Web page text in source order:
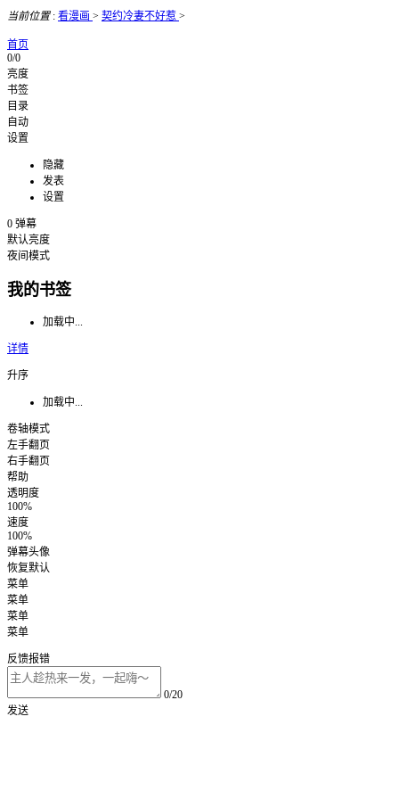
当前位置: 看漫画 > 契约冷妻不好惹 >
首页
0/0
亮度
书签
目录
自动
设置
隐藏
发表
设置
0 弹幕
默认亮度
夜间模式
我的书签
加载中...
详情
升序
加载中...
卷轴模式
左手翻页
右手翻页
帮助
透明度
100%
速度
100%
弹幕头像
恢复默认
菜单
菜单
菜单
菜单
反馈报错
0/20
发送